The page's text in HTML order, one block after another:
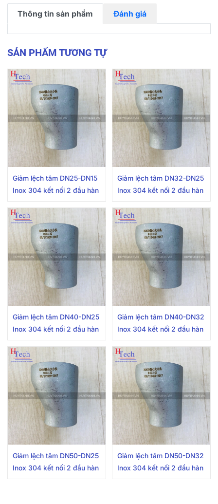
Thông tin sản phẩm Đánh giá
SẢN PHẨM TƯƠNG TỰ
Giảm lệch tâm DN25-DN15
Inox 304 kết nối 2 đầu hàn
Giảm lệch tâm DN32-DN25
Inox 304 kết nối 2 đầu hàn
Giảm lệch tâm DN40-DN25
Inox 304 kết nối 2 đầu hàn
Giảm lệch tâm DN40-DN32
Inox 304 kết nối 2 đầu hàn
Giảm lệch tâm DN50-DN25
Inox 304 kết nối 2 đầu hàn
Giảm lệch tâm DN50-DN32
Inox 304 kết nối 2 đầu hàn